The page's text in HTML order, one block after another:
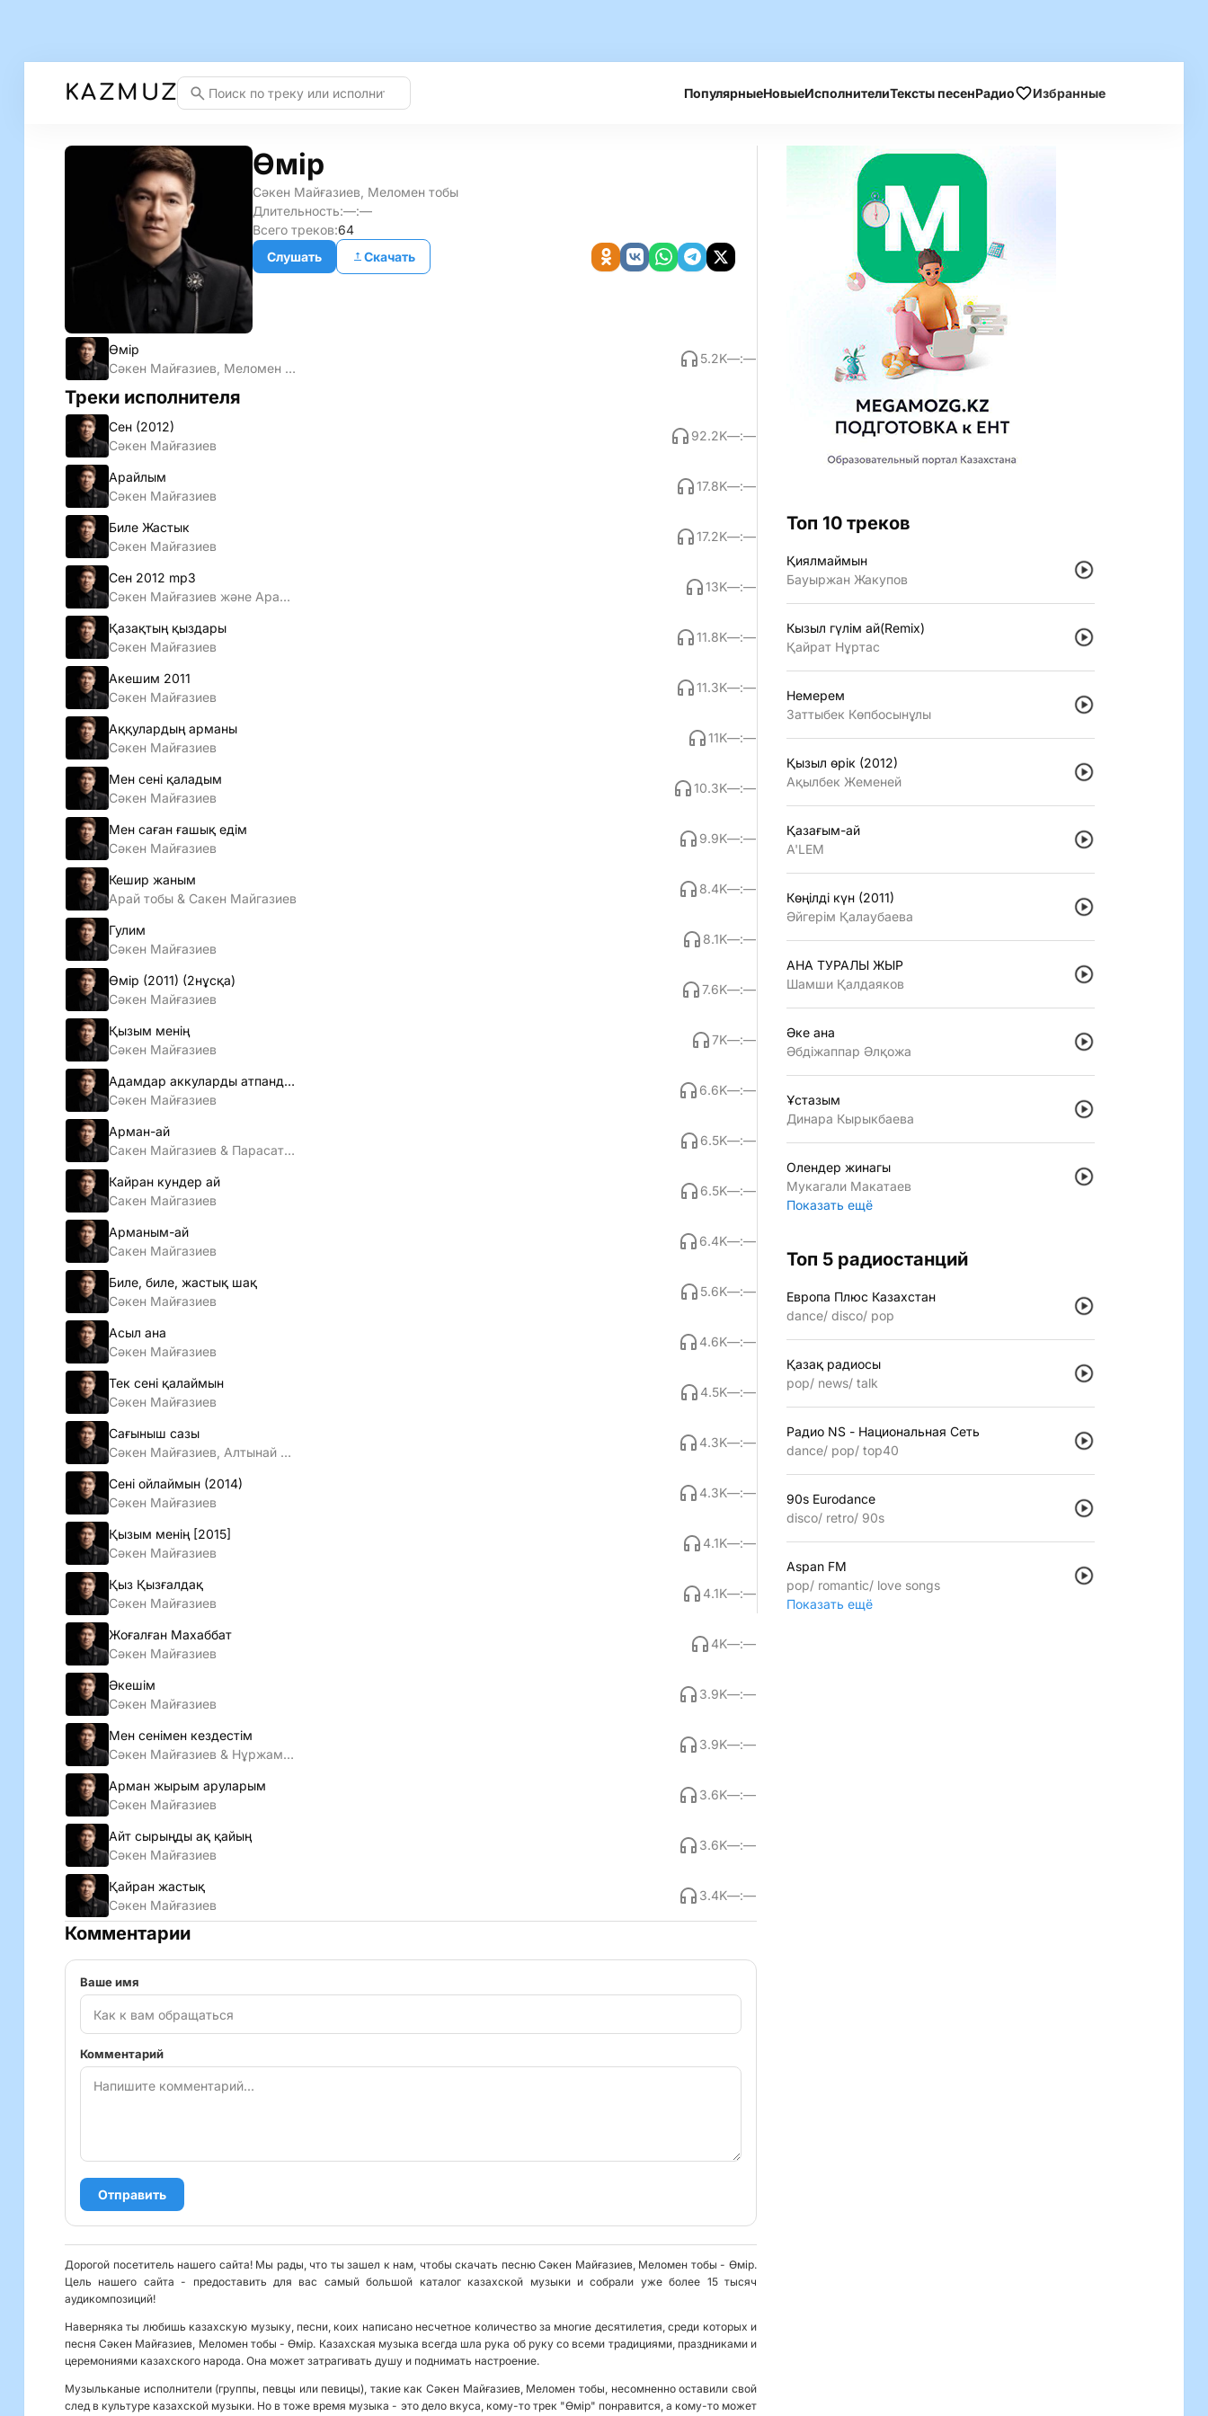
KAZMUZ ПопулярныеНовыеИсполнителиТексты песенРадио Избранные
Өмір
Сәкен Майғазиев, Меломен тобы
Длительность:—:—
Всего треков:64
Слушать
Скачать
Өмір
Сәкен Майғазиев, Меломен тобы
5.2K—:—
Треки исполнителя
Сен (2012)
Сәкен Майғазиев
92.2K—:—
Арайлым
Сәкен Майғазиев
17.8K—:—
Биле Жастык
Сәкен Майғазиев
17.2K—:—
Сен 2012 mp3
Сәкен Майғазиев және Арай тобы
13K—:—
Қазақтың қыздары
Сәкен Майғазиев
11.8K—:—
Акешим 2011
Сәкен Майғазиев
11.3K—:—
Аққулардың арманы
Сәкен Майғазиев
11K—:—
Мен сенi қаладым
Сәкен Майғазиев
10.3K—:—
Мен саған ғашық едiм
Сәкен Майғазиев
9.9K—:—
Кешир жаным
Арай тобы & Сакен Майгазиев
8.4K—:—
Гулим
Сәкен Майғазиев
8.1K—:—
Өмiр (2011) (2нұсқа)
Сәкен Майғазиев
7.6K—:—
Қызым менің
Сәкен Майғазиев
7K—:—
Адамдар аккуларды атпандаршы
Сәкен Майғазиев
6.6K—:—
Арман-ай
Сакен Майгазиев & Парасат тобы
6.5K—:—
Кайран кундер ай
Сакен Майгазиев
6.5K—:—
Арманым-ай
Сакен Майгазиев
6.4K—:—
Биле, биле, жастық шақ
Сәкен Майғазиев
5.6K—:—
Асыл ана
Сәкен Майғазиев
4.6K—:—
Тек сені қалаймын
Сәкен Майғазиев
4.5K—:—
Сағыныш сазы
Сәкен Майғазиев, Алтынай Жорабаева
4.3K—:—
Сенi ойлаймын (2014)
Сәкен Майғазиев
4.3K—:—
Қызым менiң [2015]
Сәкен Майғазиев
4.1K—:—
Қыз Қызғалдақ
Сәкен Майғазиев
4.1K—:—
Жоғалған Махаббат
Сәкен Майғазиев
4K—:—
Әкешім
Сәкен Майғазиев
3.9K—:—
Мен сенiмен кездестiм
Сәкен Майғазиев & Нұржамал Үсенбаева
3.9K—:—
Арман жырым аруларым
Сәкен Майғазиев
3.6K—:—
Айт сырыңды ақ қайың
Сәкен Майғазиев
3.6K—:—
Қайран жастық
Сәкен Майғазиев
3.4K—:—
Комментарии
Ваше имя
Комментарий
Отправить
Дорогой посетитель нашего сайта! Мы рады, что ты зашел к нам, чтобы скачать песню Сәкен Майғазиев, Меломен тобы - Өмір.
Цель нашего сайта - предоставить для вас самый большой каталог казахской музыки и собрали уже более 15 тысяч
аудикомпозиций!
Наверняка ты любишь казахскую музыку, песни, коих написано несчетное количество за многие десятилетия, среди которых и
песня Сәкен Майғазиев, Меломен тобы - Өмір. Казахская музыка всегда шла рука об руку со всеми традициями, праздниками и
церемониями казахского народа. Она может затрагивать душу и поднимать настроение.
Музыльканые исполнители (группы, певцы или певицы), такие как Сәкен Майғазиев, Меломен тобы, несомненно оставили свой
след в культуре казахской музыки. Но в тоже время музыка - это дело вкуса, кому-то трек "Өмір" понравится, а кому-то может
Топ 10 треков
Қиялмаймын
Бауыржан Жакупов
Кызыл гүлiм ай(Remix)
Қайрат Нұртас
Немерем
Заттыбек Көпбосынұлы
Қызыл өрiк (2012)
Ақылбек Жеменей
Қазағым-ай
A'LEM
Көңiлдi күн (2011)
Әйгерiм Қалаубаева
АНА ТУРАЛЫ ЖЫР
Шамши Қалдаяков
Әке ана
Әбдiжаппар Әлқожа
Ұстазым
Динара Кырыкбаева
Олендер жинагы
Мукагали Макатаев
Показать ещё
Топ 5 радиостанций
Европа Плюс Казахстан
dance disco pop
Қазақ радиосы
pop
news talk
Радио NS - Национальная Сеть
dance pop top40
90s Eurodance
disco retro 90s
Aspan FM
pop
romantic
love songs
Показать ещё